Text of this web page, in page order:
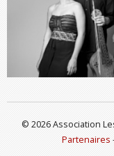
© 2026 Association
Partenaires